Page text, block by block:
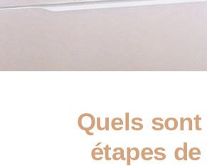
Quels
étapes